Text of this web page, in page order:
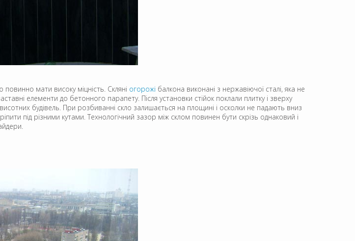
мати високу міцність. Скляні огорожі балкона виконані з нержавіючої сталі, яка не
елементи до бетонного парапету. Після установки стійок поклали плитку і зверху
будівель. При розбиванні скло залишається на площині і осколки не падають вниз
під різними кутами. Технологічний зазор між склом повинен бути скрізь однаковий і